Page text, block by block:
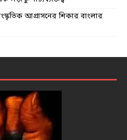
আগ্রাসনের শিকার বাংলার